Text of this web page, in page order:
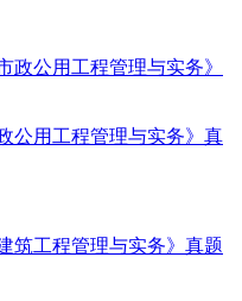
公用工程管理与实务》真